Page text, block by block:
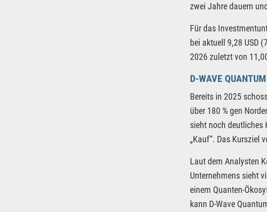
zwei Jahre dauern
Für das
bei aktuell 9,28 USD
2026 zuletzt von
D-WAVE
Bereits in 2025
über 180 % gen
sieht noch deutliches
„Kauf“. Das Kursziel
Laut dem Analysten
Unternehmens sieht
einem Quanten-
kann D-Wave